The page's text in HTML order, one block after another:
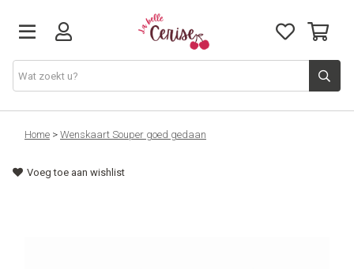
Just arrived
Juwelen & Accessoires
Home > Wenskaart Souper goed gedaan
Voeg toe aan wishlist